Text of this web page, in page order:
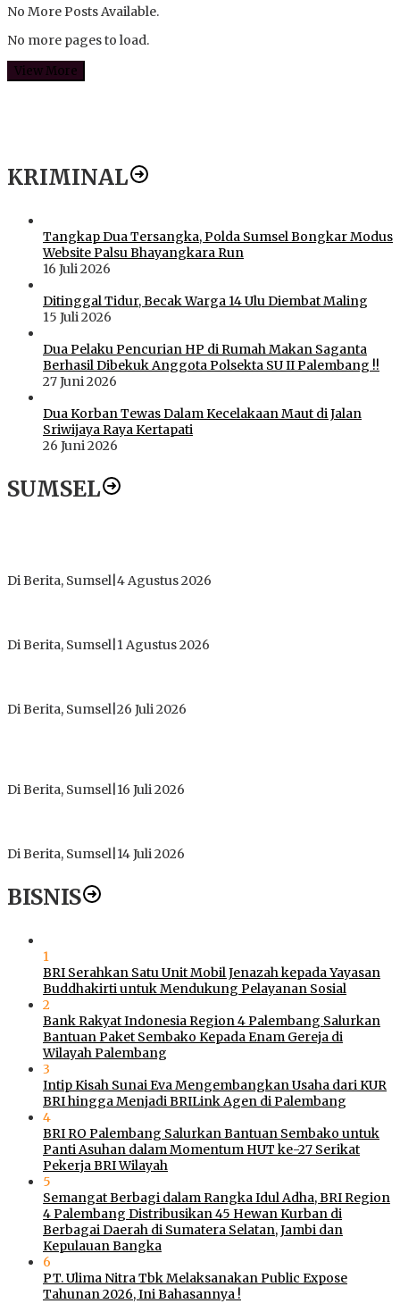
No More Posts Available.
No more pages to load.
View More
KRIMINAL
Tangkap Dua Tersangka, Polda Sumsel Bongkar Modus
Website Palsu Bhayangkara Run
16 Juli 2026
Ditinggal Tidur, Becak Warga 14 Ulu Diembat Maling
15 Juli 2026
Dua Pelaku Pencurian HP di Rumah Makan Saganta
Berhasil Dibekuk Anggota Polsekta SU II Palembang !!
27 Juni 2026
Dua Korban Tewas Dalam Kecelakaan Maut di Jalan
Sriwijaya Raya Kertapati
26 Juni 2026
SUMSEL
Di Berita, Sumsel 4 Agustus 2026
Di Berita, Sumsel 1 Agustus 2026
Di Berita, Sumsel 26 Juli 2026
Di Berita, Sumsel 16 Juli 2026
Di Berita, Sumsel 14 Juli 2026
BISNIS
1
BRI Serahkan Satu Unit Mobil Jenazah kepada Yayasan
Buddhakirti untuk Mendukung Pelayanan Sosial
2
Bank Rakyat Indonesia Region 4 Palembang Salurkan
Bantuan Paket Sembako Kepada Enam Gereja di
Wilayah Palembang
3
Intip Kisah Sunai Eva Mengembangkan Usaha dari KUR
BRI hingga Menjadi BRILink Agen di Palembang
4
BRI RO Palembang Salurkan Bantuan Sembako untuk
Panti Asuhan dalam Momentum HUT ke-27 Serikat
Pekerja BRI Wilayah
5
Semangat Berbagi dalam Rangka Idul Adha, BRI Region
4 Palembang Distribusikan 45 Hewan Kurban di
Berbagai Daerah di Sumatera Selatan, Jambi dan
Kepulauan Bangka
6
PT. Ulima Nitra Tbk Melaksanakan Public Expose
Tahunan 2026, Ini Bahasannya !